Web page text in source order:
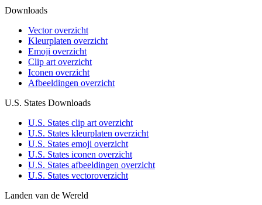
Downloads
Vector overzicht
Kleurplaten overzicht
Emoji overzicht
Clip art overzicht
Iconen overzicht
Afbeeldingen overzicht
U.S. States Downloads
U.S. States clip art overzicht
U.S. States kleurplaten overzicht
U.S. States emoji overzicht
U.S. States iconen overzicht
U.S. States afbeeldingen overzicht
U.S. States vectoroverzicht
Landen van de Wereld